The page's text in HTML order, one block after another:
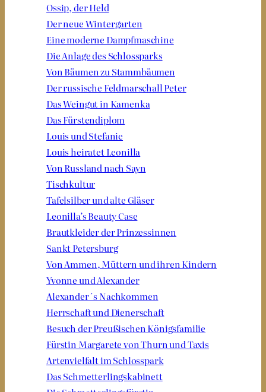
Ossip, der Held
Der neue Wintergarten
Eine moderne Dampfmaschine
Die Anlage des Schlossparks
Von Bäumen zu Stammbäumen
Der russische Feldmarschall Peter
Das Weingut in Kamenka
Das Fürstendiplom
Louis und Stefanie
Louis heiratet Leonilla
Von Russland nach Sayn
Tischkultur
Tafelsilber und alte Gläser
Leonilla’s Beauty Case
Brautkleider der Prinzessinnen
Sankt Petersburg
Von Ammen, Müttern und ihren Kindern
Yvonne und Alexander
Alexander´s Nachkommen
Herrschaft und Dienerschaft
Besuch der Preußischen Königsfamilie
Fürstin Margarete von Thurn und Taxis
Artenvielfalt im Schlosspark
Das Schmetterlingskabinett